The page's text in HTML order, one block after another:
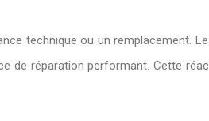
technique ou un remplacement.
de réparation performant. Cette